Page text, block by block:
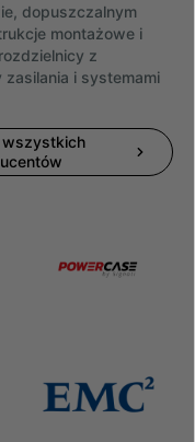
dopuszczalnym
montażowe i
z
zasilania i systemami
wszystkich